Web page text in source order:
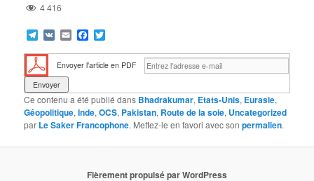
4 416
Telegram
VK EmailFacebook
Envoyer l'article en PDF
Ce contenu a été publié dans Bhadrakumar, Etats-Unis, Eurasie,
Géopolitique,Inde,OCS, Pakistan, Route de la soie, Uncategorized
par Le Saker Francophone. Mettez-le en favori avec sonpermalien.
Fièrement propulsé par WordPress